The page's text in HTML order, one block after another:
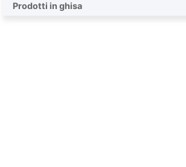
Pompa intermedia
Prodotti in ghisa